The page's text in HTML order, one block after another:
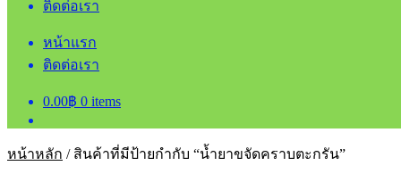
ติดต่อเรา
หน้าแรก
ติดต่อเรา
0.00฿ 0 items
หน้าหลัก / สินค้าที่มีป้ายกำกับ “น้ำยาขจัดคราบตะกรัน”